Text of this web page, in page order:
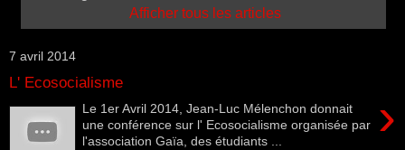
Afficher tous les articles
7 avril 2014
L' Ecosocialisme
›
Le 1er Avril 2014, Jean-Luc Mélenchon donnait
une conférence sur l' Ecosocialisme organisée par
l'association Gaïa, des étudiants ...